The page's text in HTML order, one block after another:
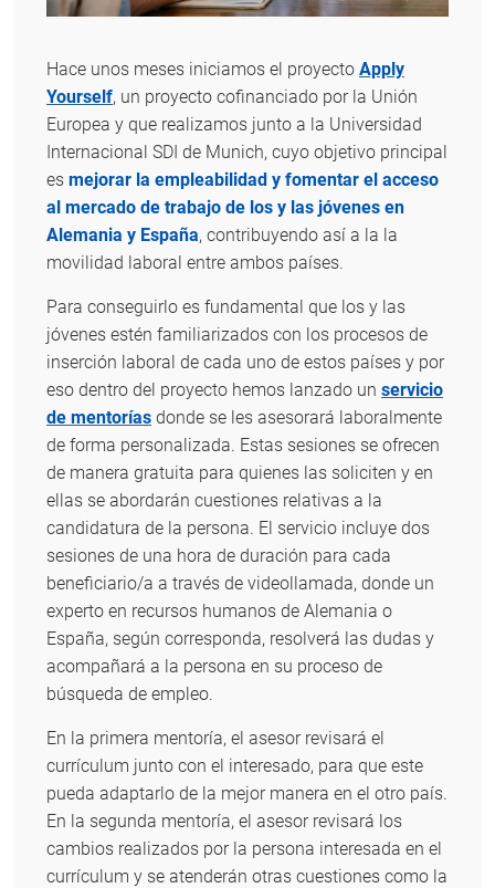
Hace unos meses iniciamos el proyecto Apply
Yourself, un proyecto cofinanciado por la Unión
Europea y que realizamos junto a la Universidad
Internacional SDI de Munich, cuyo objetivo principal
es mejorar la empleabilidad y fomentar el acceso
al mercado de trabajo de los y las jóvenes en
Alemania y España, contribuyendo así a la la
movilidad laboral entre ambos países.
Para conseguirlo es fundamental que los y las
jóvenes estén familiarizados con los procesos de
inserción laboral de cada uno de estos países y por
eso dentro del proyecto hemos lanzado un servicio
de mentorías donde se les asesorará laboralmente
de forma personalizada. Estas sesiones se ofrecen
de manera gratuita para quienes las soliciten y en
ellas se abordarán cuestiones relativas a la
candidatura de la persona. El servicio incluye dos
sesiones de una hora de duración para cada
beneficiario/a a través de videollamada, donde un
experto en recursos humanos de Alemania o
España, según corresponda, resolverá las dudas y
acompañará a la persona en su proceso de
búsqueda de empleo.
En la primera mentoría, el asesor revisará el
currículum junto con el interesado, para que este
pueda adaptarlo de la mejor manera en el otro país.
En la segunda mentoría, el asesor revisará los
cambios realizados por la persona interesada en el
currículum y se atenderán otras cuestiones como la